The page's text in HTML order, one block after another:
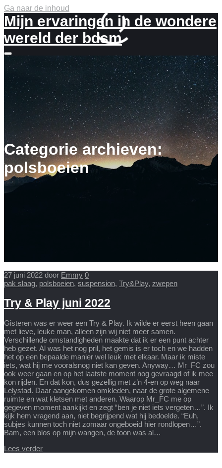
Ga naar de inhoud
Mijn ervaringen in de wondere
wereld der bdsm
Meer
info
Categorie archieven:
polsboeien
27 juni 2022 door Emmy 0
pak slaag, polsboeien, suspension, Try&Play, zwepen
Try & Play juni 2022
Gisteren was er weer een Try & Play. Ik wilde er eerst heen gaan
met lieve, leuke man, alleen zijn wij niet meer samen.
Verschillende omstandigheden maakte dat ik er een punt achter
heb gezet. Al was het nog pril, het gemis is er toch en we hadden
het op een bepaalde manier wel leuk met elkaar. Maar ik miste
iets, wat hij me vooralsnog niet kan geven. Anyway… Mr_FC zou
ook weer gaan en op het laatste moment nog gevraagd of ik mee
kon rijden. En dat kon, dus gezellig met z’n 4-en op weg naar
Lelystad. Daar aangekomen omkleden, naar de grote algemene
ruimte en wat kletsen met anderen. Waarop Mr_FC me op
gegeven moment aankijkt en zegt “ben je niet iets vergeten…”. Ik
kijk hem vragend aan, niet begrijpend wat hij bedoelde. “Euh,
subjes kunnen toch niet zomaar ongeboeid hier rondlopen…”.
Bam, een blos op mijn wangen, de toon was al…
Lees verder